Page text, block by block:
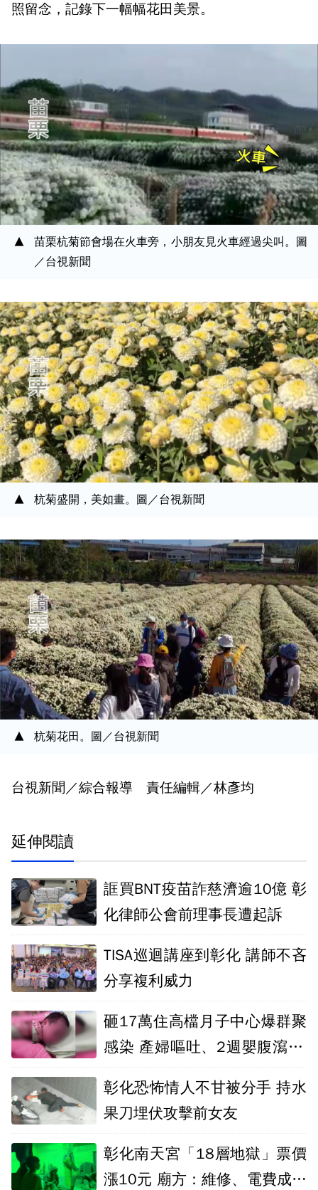
照留念，記錄下一幅幅花田美景。
苗栗杭菊節會場在火車旁，小朋友見火車經過尖叫。圖
／台視新聞
杭菊盛開，美如畫。圖／台視新聞
杭菊花田。圖／台視新聞
台視新聞／綜合報導 責任編輯／林彥均
延伸閱讀
誆買BNT疫苗詐慈濟逾10億 彰
化律師公會前理事長遭起訴
TISA巡迴講座到彰化 講師不吝
分享複利威力
砸17萬住高檔月子中心爆群聚
感染 產婦嘔吐、2週嬰腹瀉10
彰化恐怖情人不甘被分手 持水
果刀埋伏攻擊前女友
彰化南天宮「18層地獄」票價
漲10元 廟方：維修、電費成本